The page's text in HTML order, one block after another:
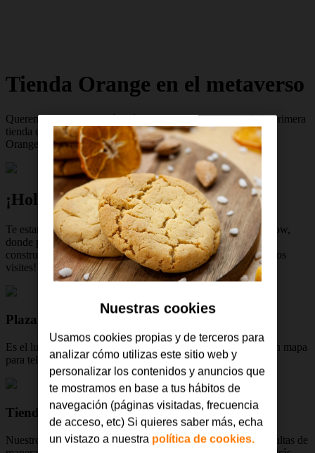
Tienda Orange en el metaverso
Queremos estar donde tú estés, por eso hemos construido la primera
tienda de un operador en el metaverso en España. Compra en
Orange desde el metaverso a través de Immersive Now.
¡Hola metaverso Orange!
Te estamos esperando ya en nuestro espacio en Immersive Now,
donde podrás descubrir cada uno de los lugares que hemos
construido para ti. ¡Entra y te sorprenderemos cada vez que nos
visites!
Plaza
Es el lugar donde comienza tu aventura, donde encontrarás un mapa
para teletransportarte a los distintos espacios.
Tienda
Nuestros asesores comerciales solucionarán tus dudas y consultas de
Nuestras cookies
Usamos cookies propias y de terceros para
analizar cómo utilizas este sitio web y
personalizar los contenidos y anuncios que
te mostramos en base a tus hábitos de
navegación (páginas visitadas, frecuencia
de acceso, etc) Si quieres saber más, echa
un vistazo a nuestra política de cookies.